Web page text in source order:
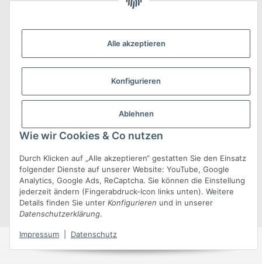
Alle akzeptieren
Konfigurieren
Ablehnen
Wie wir Cookies & Co nutzen
Durch Klicken auf „Alle akzeptieren“ gestatten Sie den Einsatz
folgender Dienste auf unserer Website: YouTube, Google
Analytics, Google Ads, ReCaptcha. Sie können die Einstellung
jederzeit ändern (Fingerabdruck-Icon links unten). Weitere
Details finden Sie unter Konfigurieren und in unserer
Datenschutzerklärung.
Impressum Datenschutz
* Alle Preise inkl. gesetzlicher USt., zzgl.Versand
© Conix GmbH • Powered byJTL-Shop • JTL5-Template mit